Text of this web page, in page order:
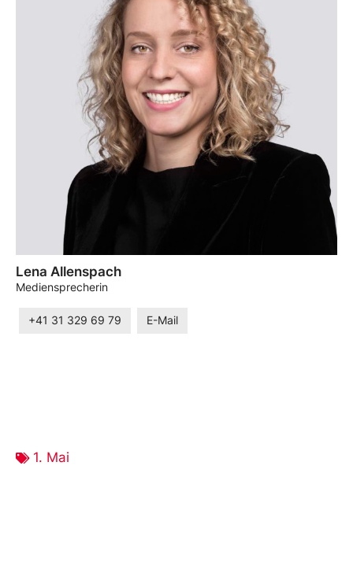
Lena Allenspach
Mediensprecherin
+41 31 329 69 79 E-Mail
1. Mai